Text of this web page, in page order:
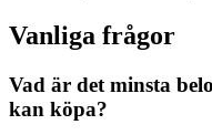
Vanliga frågor
Vad är det minsta
kan köpa?